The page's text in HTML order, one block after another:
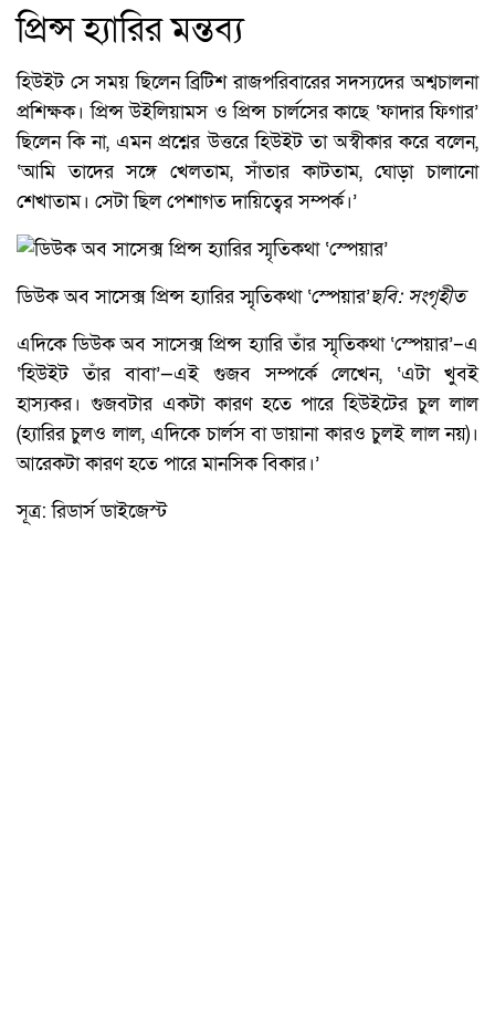
প্রিন্স হ্যারির মন্তব্য
হিউইট সে সময় ছিলেন ব্রিটিশ রাজপরিবারের সদস্যদের অশ্বচালনা
প্রশিক্ষক। প্রিন্স উইলিয়ামস ও প্রিন্স চার্লসের কাছে ‘ফাদার ফিগার’
ছিলেন কি না, এমন প্রশ্নের উত্তরে হিউইট তা অস্বীকার করে বলেন,
‘আমি তাদের সঙ্গে খেলতাম, সাঁতার কাটতাম, ঘোড়া চালানো
শেখাতাম। সেটা ছিল পেশাগত দায়িত্বের সম্পর্ক।’
ডিউক অব সাসেক্স প্রিন্স হ্যারির স্মৃতিকথা ‘স্পেয়ার’ছবি: সংগৃহীত
এদিকে ডিউক অব সাসেক্স প্রিন্স হ্যারি তাঁর স্মৃতিকথা ‘স্পেয়ার’–এ
‘হিউইট তাঁর বাবা’—এই গুজব সম্পর্কে লেখেন, ‘এটা খুবই
হাস্যকর। গুজবটার একটা কারণ হতে পারে হিউইটের চুল লাল
(হ্যারির চুলও লাল, এদিকে চার্লস বা ডায়ানা কারও চুলই লাল নয়)।
আরেকটা কারণ হতে পারে মানসিক বিকার।’
সূত্র: রিডার্স ডাইজেস্ট